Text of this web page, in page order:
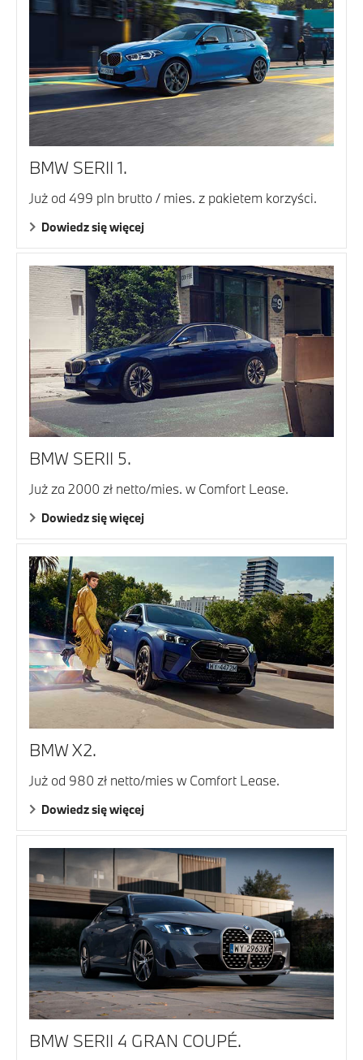
BMW SERII 1.
Już od 499 pln brutto / mies. z pakietem korzyści.
Dowiedz się więcej
BMW SERII 5.
Już za 2000 zł netto/mies. w Comfort Lease.
Dowiedz się więcej
BMW X2.
Już od 980 zł netto/mies w Comfort Lease.
Dowiedz się więcej
BMW SERII 4 GRAN COUPÉ.